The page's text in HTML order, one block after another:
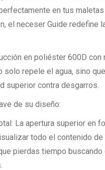
en tus
el neceser Guide redefine
en poliéster 600D con
solo repele el agua, sino
superior contra desgarros.
de su diseño:
La apertura superior en
todo el contenido de
pierdas tiempo buscando